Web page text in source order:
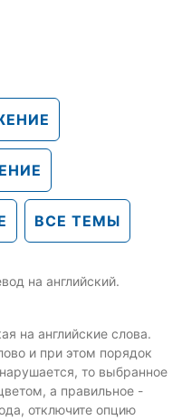
ВСЕ ТЕМЫ
на английский.
на английские слова.
и при этом порядок
то выбранное
а правильное -
отключите опцию